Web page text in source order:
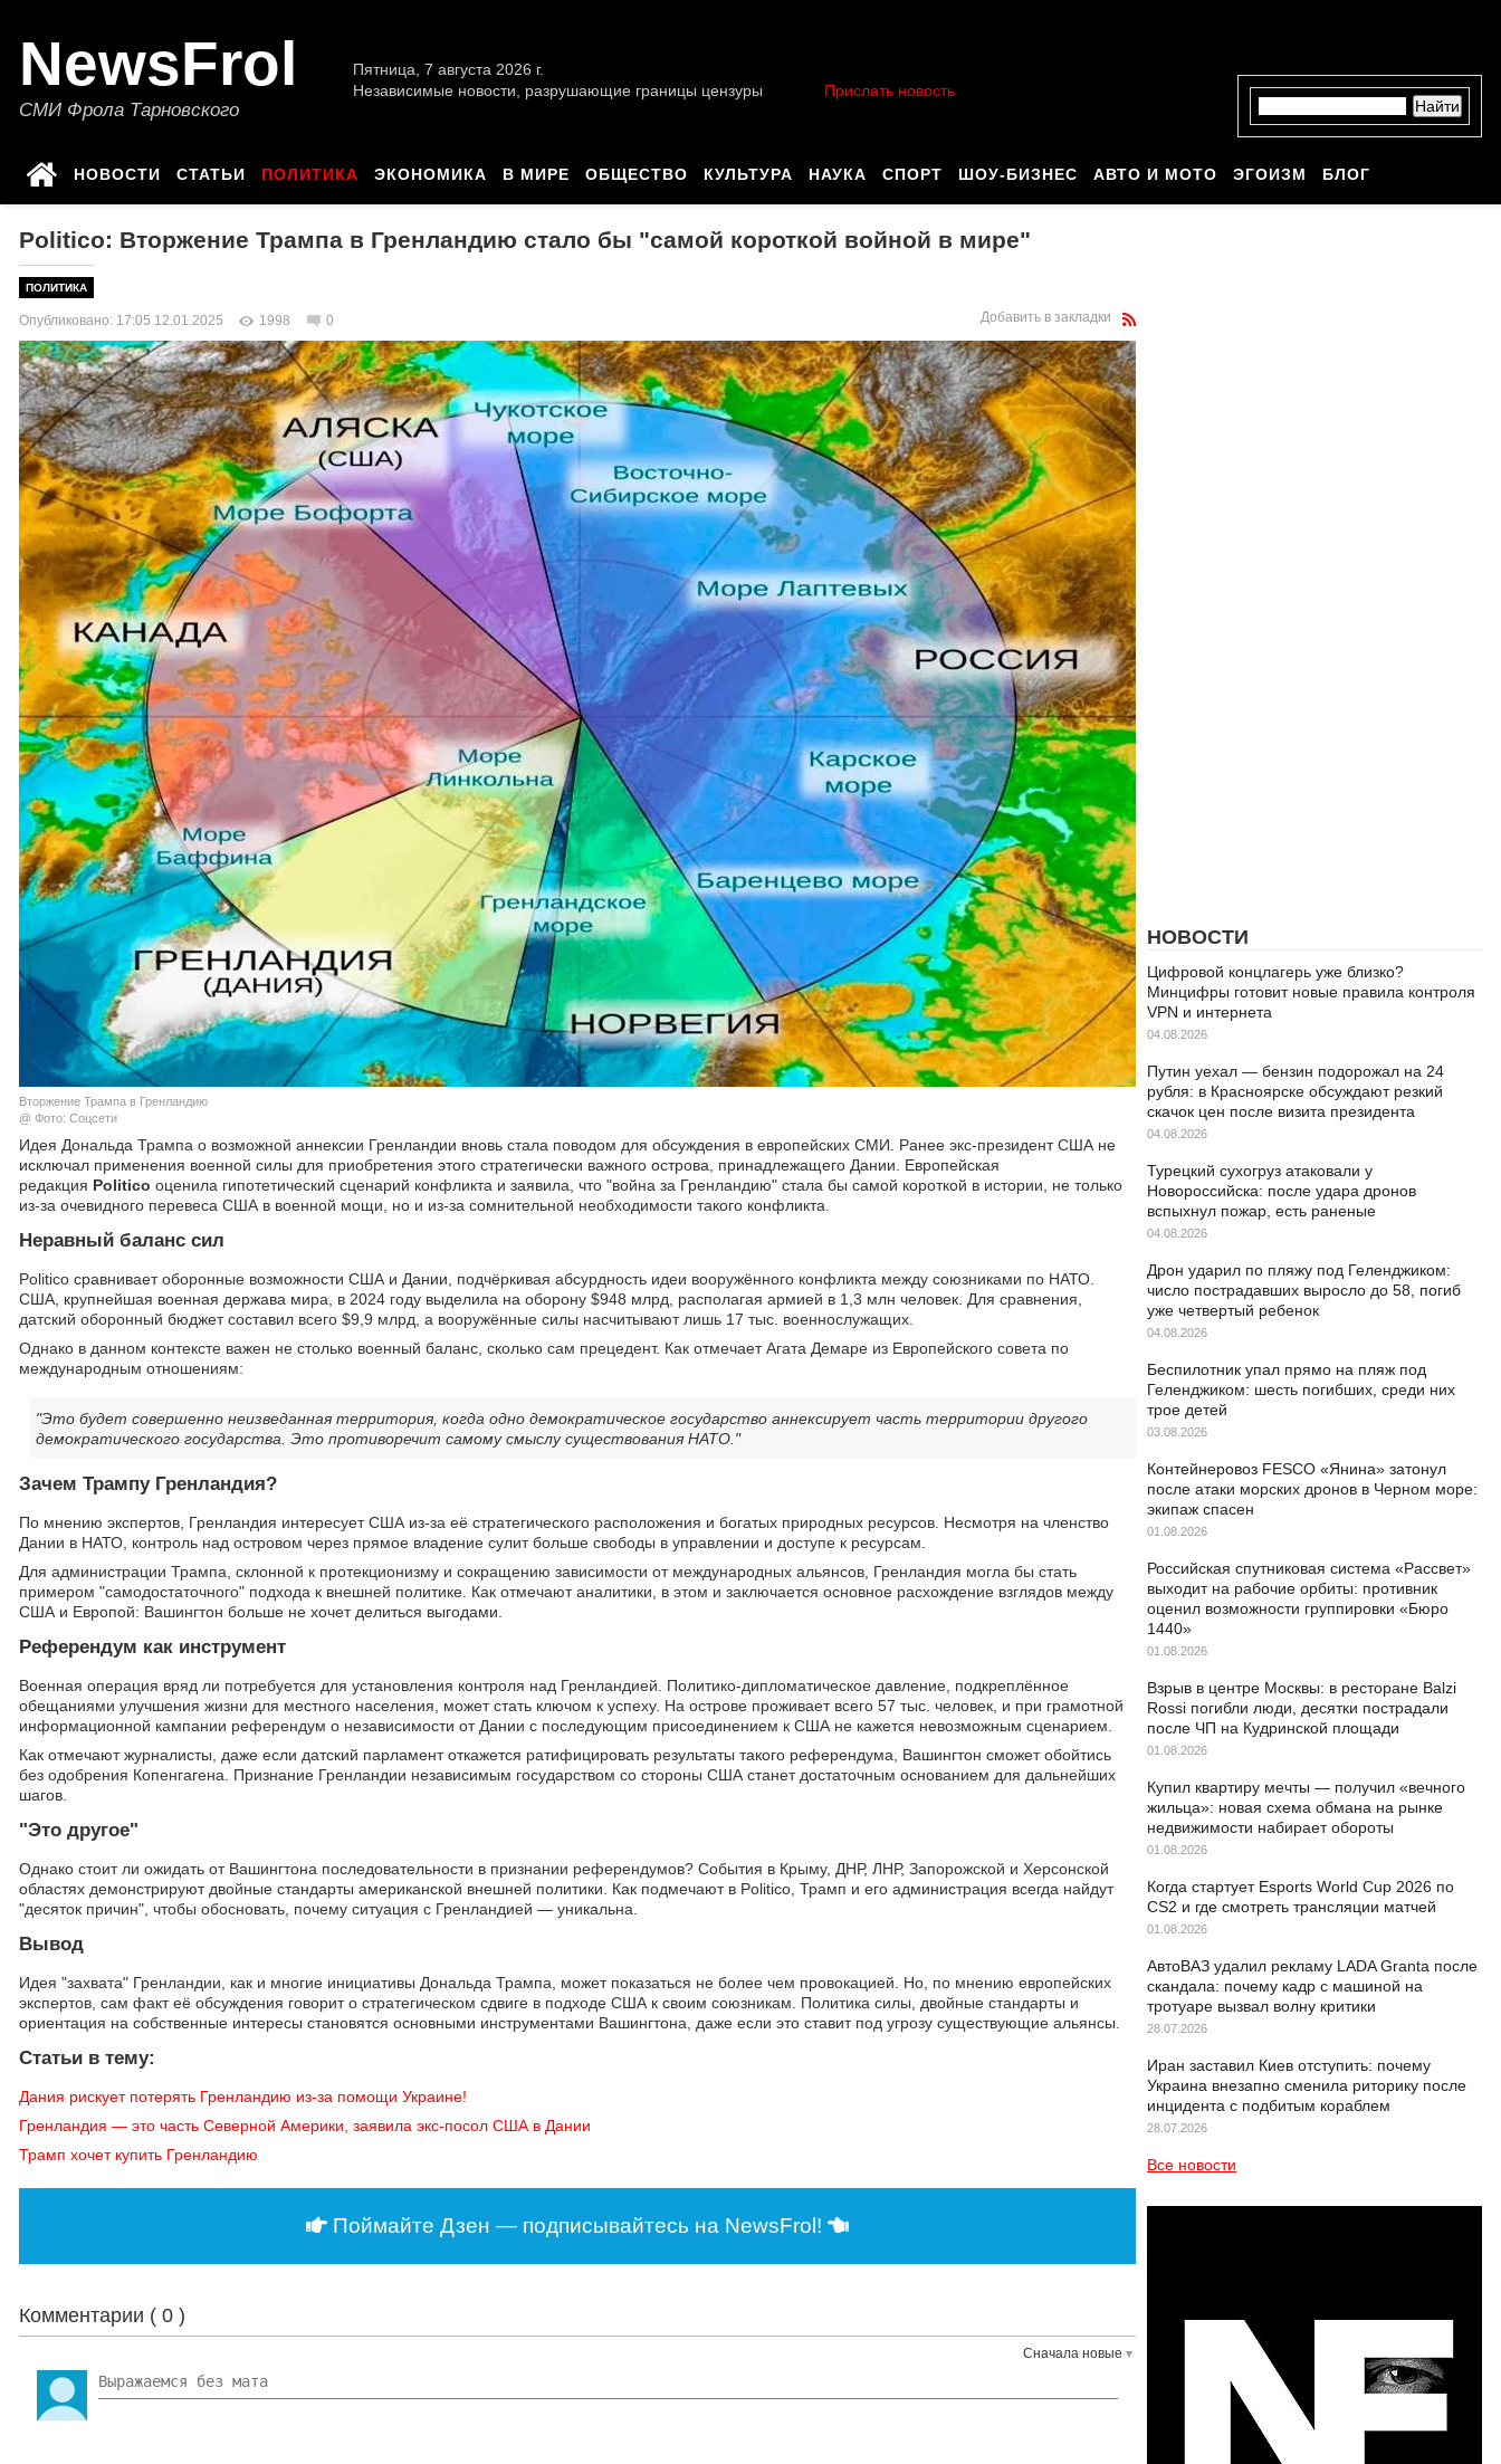
NewsFrol
СМИ Фрола Тарновского
Пятница, 7 августа 2026 г.
Независимые новости, разрушающие границы цензуры
Прислать новость
НОВОСТИ СТАТЬИ ПОЛИТИКА ЭКОНОМИКА В МИРЕ ОБЩЕСТВО КУЛЬТУРА НАУКА СПОРТ ШОУ-БИЗНЕС АВТО И МОТО ЭГОИЗМ БЛОГ
Politico: Вторжение Трампа в Гренландию стало бы "самой короткой войной в мире"
ПОЛИТИКА
Опубликовано: 17:05 12.01.2025 1998 0 Добавить в закладки
Вторжение Трампа в Гренландию
@ Фото: Соцсети
Идея Дональда Трампа о возможной аннексии Гренландии вновь стала поводом для обсуждения в европейских СМИ. Ранее экс-президент США не
исключал применения военной силы для приобретения этого стратегически важного острова, принадлежащего Дании. Европейская
редакция Politico оценила гипотетический сценарий конфликта и заявила, что "война за Гренландию" стала бы самой короткой в истории, не только
из-за очевидного перевеса США в военной мощи, но и из-за сомнительной необходимости такого конфликта.
Неравный баланс сил
Politico сравнивает оборонные возможности США и Дании, подчёркивая абсурдность идеи вооружённого конфликта между союзниками по НАТО.
США, крупнейшая военная держава мира, в 2024 году выделила на оборону $948 млрд, располагая армией в 1,3 млн человек. Для сравнения,
датский оборонный бюджет составил всего $9,9 млрд, а вооружённые силы насчитывают лишь 17 тыс. военнослужащих.
Однако в данном контексте важен не столько военный баланс, сколько сам прецедент. Как отмечает Агата Демаре из Европейского совета по
международным отношениям:
"Это будет совершенно неизведанная территория, когда одно демократическое государство аннексирует часть территории другого
демократического государства. Это противоречит самому смыслу существования НАТО."
Зачем Трампу Гренландия?
По мнению экспертов, Гренландия интересует США из-за её стратегического расположения и богатых природных ресурсов. Несмотря на членство
Дании в НАТО, контроль над островом через прямое владение сулит больше свободы в управлении и доступе к ресурсам.
Для администрации Трампа, склонной к протекционизму и сокращению зависимости от международных альянсов, Гренландия могла бы стать
примером "самодостаточного" подхода к внешней политике. Как отмечают аналитики, в этом и заключается основное расхождение взглядов между
США и Европой: Вашингтон больше не хочет делиться выгодами.
Референдум как инструмент
Военная операция вряд ли потребуется для установления контроля над Гренландией. Политико-дипломатическое давление, подкреплённое
обещаниями улучшения жизни для местного населения, может стать ключом к успеху. На острове проживает всего 57 тыс. человек, и при грамотной
информационной кампании референдум о независимости от Дании с последующим присоединением к США не кажется невозможным сценарием.
Как отмечают журналисты, даже если датский парламент откажется ратифицировать результаты такого референдума, Вашингтон сможет обойтись
без одобрения Копенгагена. Признание Гренландии независимым государством со стороны США станет достаточным основанием для дальнейших
шагов.
"Это другое"
Однако стоит ли ожидать от Вашингтона последовательности в признании референдумов? События в Крыму, ДНР, ЛНР, Запорожской и Херсонской
областях демонстрируют двойные стандарты американской внешней политики. Как подмечают в Politico, Трамп и его администрация всегда найдут
"десяток причин", чтобы обосновать, почему ситуация с Гренландией — уникальна.
Вывод
Идея "захвата" Гренландии, как и многие инициативы Дональда Трампа, может показаться не более чем провокацией. Но, по мнению европейских
экспертов, сам факт её обсуждения говорит о стратегическом сдвиге в подходе США к своим союзникам. Политика силы, двойные стандарты и
ориентация на собственные интересы становятся основными инструментами Вашингтона, даже если это ставит под угрозу существующие альянсы.
Статьи в тему:
Дания рискует потерять Гренландию из-за помощи Украине!
Гренландия — это часть Северной Америки, заявила экс-посол США в Дании
Трамп хочет купить Гренландию
Поймайте Дзен — подписывайтесь на NewsFrol!
Комментарии ( 0 )
Сначала новые
НОВОСТИ
Цифровой концлагерь уже близко?
Минцифры готовит новые правила контроля
VPN и интернета
04.08.2026
Путин уехал — бензин подорожал на 24
рубля: в Красноярске обсуждают резкий
скачок цен после визита президента
04.08.2026
Турецкий сухогруз атаковали у
Новороссийска: после удара дронов
вспыхнул пожар, есть раненые
04.08.2026
Дрон ударил по пляжу под Геленджиком:
число пострадавших выросло до 58, погиб
уже четвертый ребенок
04.08.2026
Беспилотник упал прямо на пляж под
Геленджиком: шесть погибших, среди них
трое детей
03.08.2026
Контейнеровоз FESCO «Янина» затонул
после атаки морских дронов в Черном море:
экипаж спасен
01.08.2026
Российская спутниковая система «Рассвет»
выходит на рабочие орбиты: противник
оценил возможности группировки «Бюро
1440»
01.08.2026
Взрыв в центре Москвы: в ресторане Balzi
Rossi погибли люди, десятки пострадали
после ЧП на Кудринской площади
01.08.2026
Купил квартиру мечты — получил «вечного
жильца»: новая схема обмана на рынке
недвижимости набирает обороты
01.08.2026
Когда стартует Esports World Cup 2026 по
CS2 и где смотреть трансляции матчей
01.08.2026
АвтоВАЗ удалил рекламу LADA Granta после
скандала: почему кадр с машиной на
тротуаре вызвал волну критики
28.07.2026
Иран заставил Киев отступить: почему
Украина внезапно сменила риторику после
инцидента с подбитым кораблем
28.07.2026
Все новости